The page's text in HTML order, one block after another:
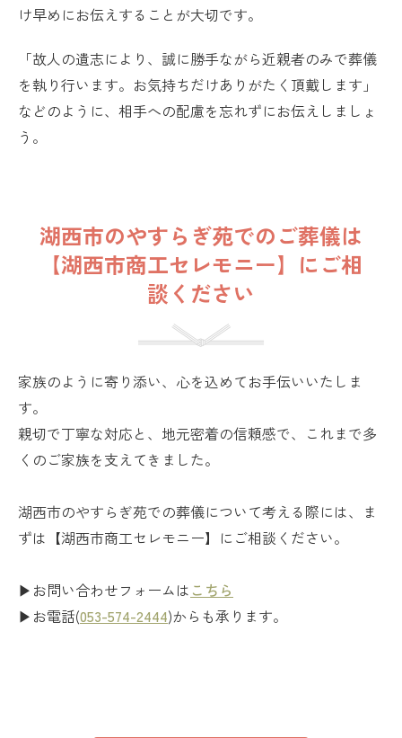
け早めにお伝えすることが大切です。
「故人の遺志により、誠に勝手ながら近親者のみで葬儀
を執り行います。お気持ちだけありがたく頂戴します」
などのように、相手への配慮を忘れずにお伝えしましょ
う。
湖西市のやすらぎ苑でのご葬儀は
【湖西市商工セレモニー】にご相
談ください
家族のように寄り添い、心を込めてお手伝いいたしま
す。
親切で丁寧な対応と、地元密着の信頼感で、これまで多
くのご家族を支えてきました。
湖西市のやすらぎ苑での葬儀について考える際には、ま
ずは【湖西市商工セレモニー】にご相談ください。
▶お問い合わせフォームは こちら
▶お電話(053-574-2444)からも承ります。